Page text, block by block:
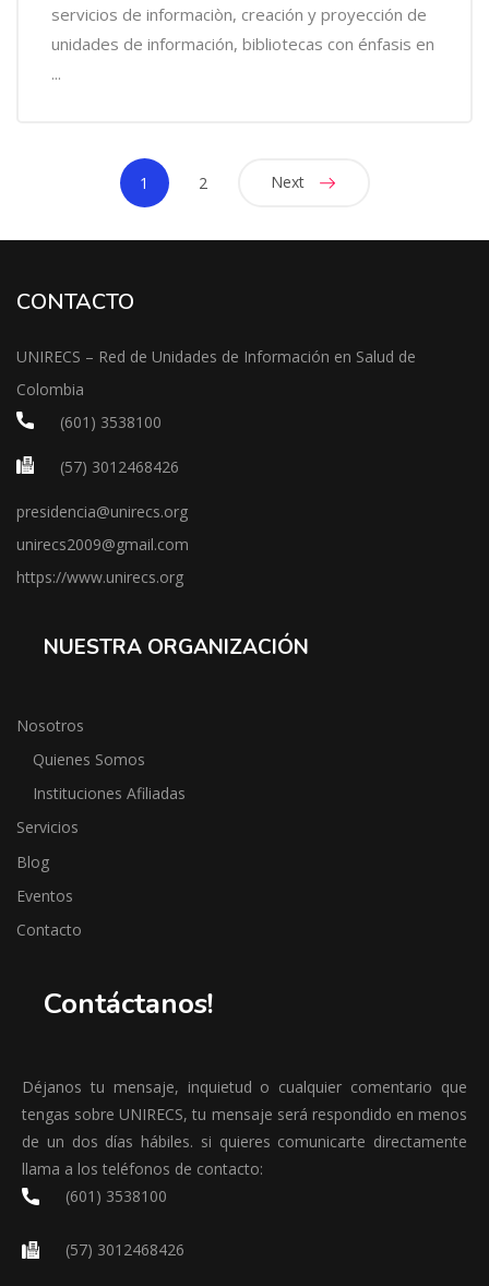
servicios de informaciòn, creación y proyección de
unidades de información, bibliotecas con énfasis en
...
1 2 Next
CONTACTO
UNIRECS – Red de Unidades de Información en Salud de
Colombia
(601) 3538100
(57) 3012468426
presidencia@unirecs.org
unirecs2009@gmail.com
https://www.unirecs.org
NUESTRA ORGANIZACIÓN
Nosotros
Quienes Somos
Instituciones Afiliadas
Servicios
Blog
Eventos
Contacto
Contáctanos!
Déjanos tu mensaje, inquietud o cualquier comentario que
tengas sobre UNIRECS, tu mensaje será respondido en menos
de un dos días hábiles. si quieres comunicarte directamente
llama a los teléfonos de contacto:
(601) 3538100
(57) 3012468426